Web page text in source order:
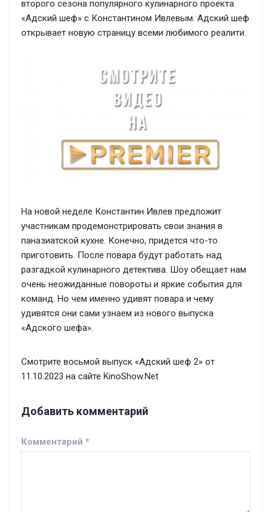
второго сезона популярного кулинарного проекта
«Адский шеф» с Константином Ивлевым. Адский шеф
открывает новую страницу всеми любимого реалити.
На новой неделе Константин Ивлев предложит
участникам продемонстрировать свои знания в
паназиатской кухне. Конечно, придется что-то
приготовить. После повара будут работать над
разгадкой кулинарного детектива. Шоу обещает нам
очень неожиданные повороты и яркие события для
команд. Но чем именно удивят повара и чему
удивятся они сами узнаем из нового выпуска
«Адского шефа».
Смотрите восьмой выпуск «Адский шеф 2» от
11.10.2023 на сайте KinoShow.Net
Добавить комментарий
Комментарий *